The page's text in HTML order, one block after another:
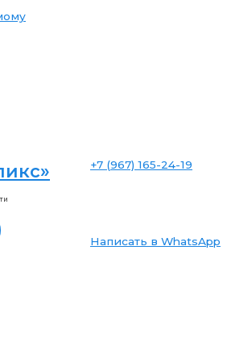
+7 (967) 165-24-19
Написать в WhatsApp